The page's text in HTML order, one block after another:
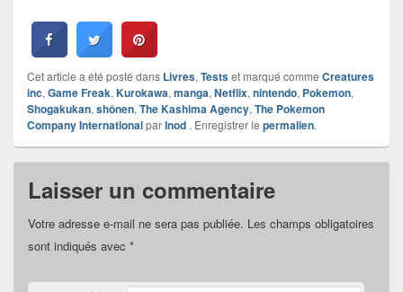
Cet article a été posté dans Livres,Testset marqué comme Creatures
inc,Game Freak,Kurokawa,manga,Netflix,nintendo, Pokemon,
Shogakukan,shônen,The Kashima Agency,The Pokemon
Company InternationalparInod . Enregistrer le permalien.
Laisser un commentaire
Votre adresse e-mail ne sera pas publiée. Les champs obligatoires
sont indiqués avec *